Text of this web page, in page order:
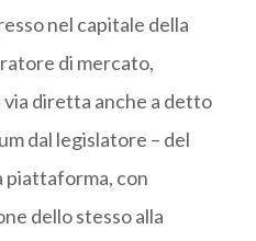
nel capitale della
di mercato,
diretta anche a detto
dal legislatore – del
piattaforma, con
dello stesso alla